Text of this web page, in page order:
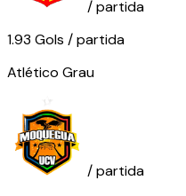
/ partida
1.93 Gols / partida
Atlético Grau
/ partida